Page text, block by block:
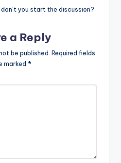
you start the discussion?
a Reply
be published. Required fields
marked *